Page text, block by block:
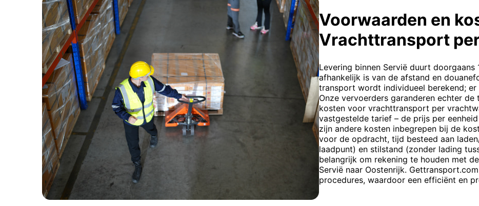
Voorwaarden en
Vrachttransport
Levering binnen Servië duurt
afhankelijk is van de afstand en
transport wordt individueel berekend;
Onze vervoerders garanderen echter
kosten voor vrachttransport per
vastgestelde tarief – de prijs per
zijn andere kosten inbegrepen bij de
voor de opdracht, tijd besteed aan
laadpunt) en stilstand (zonder lading
belangrijk om rekening te houden met
Servië naar Oostenrijk.
procedures, waardoor een efficiënt en